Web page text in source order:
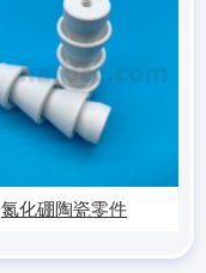
氮化硼陶瓷零件